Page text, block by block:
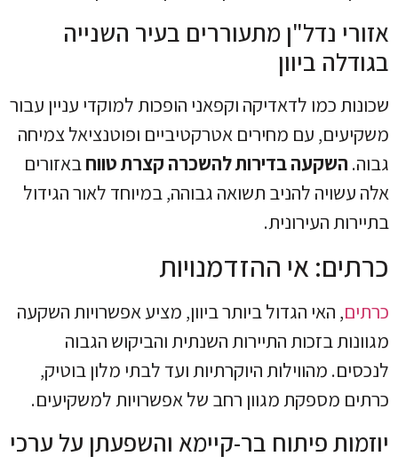
אזורי נדל"ן מתעוררים בעיר השנייה
בגודלה ביוון
שכונות כמו לדאדיקה וקפאני הופכות למוקדי עניין עבור
משקיעים, עם מחירים אטרקטיביים ופוטנציאל צמיחה
גבוה. השקעה בדירות להשכרה קצרת טווחבאזורים
אלה עשויה להניב תשואה גבוהה, במיוחד לאור הגידול
בתיירות העירונית.
כרתים: אי ההזדמנויות
כרתים, האי הגדול ביותר ביוון, מציע אפשרויות השקעה
מגוונות בזכות התיירות השנתית והביקוש הגבוה
לנכסים. מהווילות היוקרתיות ועד לבתי מלון בוטיק,
כרתים מספקת מגוון רחב של אפשרויות למשקיעים.
יוזמות פיתוח בר-קיימא והשפעתן על ערכי